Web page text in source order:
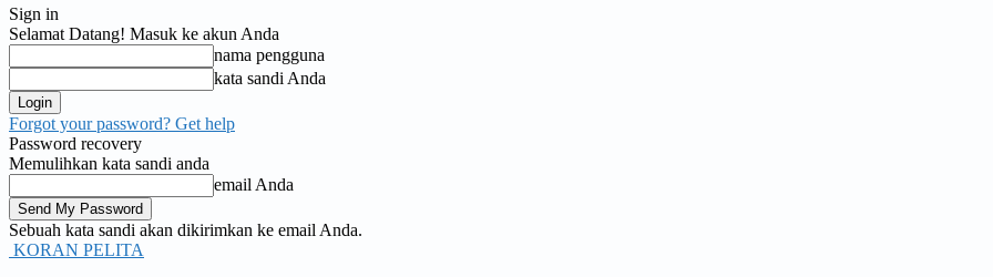
Sign in
Selamat Datang! Masuk ke akun Anda
nama pengguna
kata sandi Anda
Forgot your password? Get help
Password recovery
Memulihkan kata sandi anda
email Anda
Sebuah kata sandi akan dikirimkan ke email Anda.
KORAN PELITA